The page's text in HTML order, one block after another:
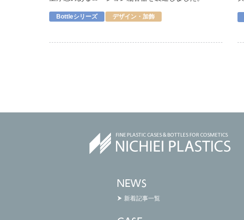
Bottleシリーズ デザイン・加飾
新着記事一覧